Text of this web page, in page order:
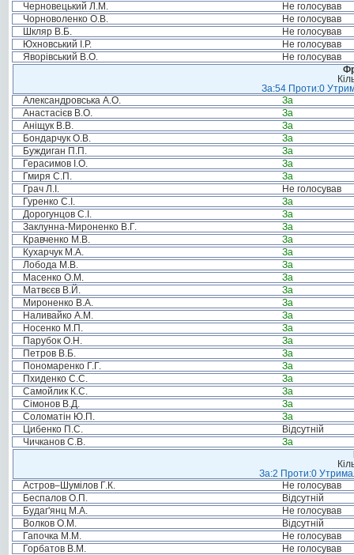
Черновецький Л.М.
Не голосував
Чорноволенко О.В.
Не голосував
Шкляр В.Б.
Не голосував
Юхновський І.Р.
Не голосував
Яворівський В.О.
Не голосував
За:54 Проти:0
Александровська А.О.
За
Анастасієв В.О.
За
Аніщук В.В.
За
Бондарчук О.В.
За
Буждиган П.П.
За
Герасимов І.О.
За
Гмиря С.П.
За
Грач Л.І.
Не голосував
Гуренко С.І.
За
Дорогунцов С.І.
За
Заклунна-Мироненко В.Г.
За
Кравченко М.В.
За
Кухарчук М.А.
За
Лобода М.В.
За
Масенко О.М.
За
Матвєєв В.Й.
За
Мироненко В.А.
За
Наливайко А.М.
За
Носенко М.П.
За
Парубок О.Н.
За
Петров В.Б.
За
Пономаренко Г.Г.
За
Пхиденко С.С.
За
Самойлик К.С.
За
Сімонов В.Д.
За
Соломатін Ю.П.
За
Цибенко П.С.
Відсутній
Чичканов С.В.
За
За:2 Проти:0
Астров–Шумілов Г.К.
Не голосував
Беспалов О.П.
Відсутній
Будаг'янц М.А.
Не голосував
Волков О.М.
Відсутній
Гапочка М.М.
Не голосував
Горбатов В.М.
Не голосував